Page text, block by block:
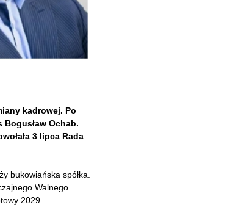
kadrowej. Po
Ochab.
3 lipca Rada
bukowiańska spółka.
Walnego
2029.